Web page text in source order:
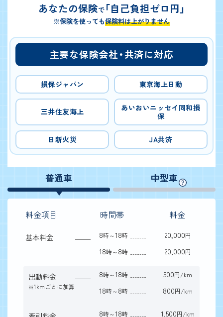
あなたの保険で「自己負担ゼロ円」
※保険を使っても保険料は上がりません
主要な保険会社・共済に対応
損保ジャパン 東京海上日動
三井住友海上
あいおいニッセイ同和損
保
日新火災 JA共済
普通車 中型車
料金項目 時間帯 料金
基本料金 8時～18時 20,000円
18時～8時 20,000円
出動料金
※1kmごとに加算
8時～18時 500円/km
18時～8時 800円/km
8時～18時 1,500円/km